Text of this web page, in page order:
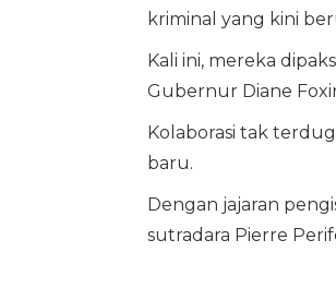
kriminal yang kini
Kali ini, mereka
Gubernur Diane
Kolaborasi tak
baru.
Dengan jajaran
sutradara Pierre